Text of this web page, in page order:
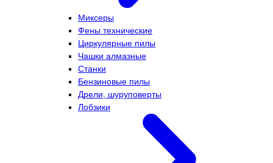
Миксеры
Фены технические
Циркулярные пилы
Чашки алмазные
Станки
Бензиновые пилы
Дрели, шуруповерты
Лобзики